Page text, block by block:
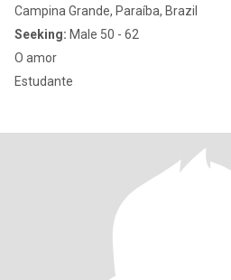
Campina Grande, Paraíba, Brazil
Seeking: Male 50 - 62
O amor
Estudante